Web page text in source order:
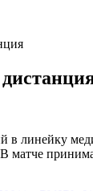
в линейку
матче